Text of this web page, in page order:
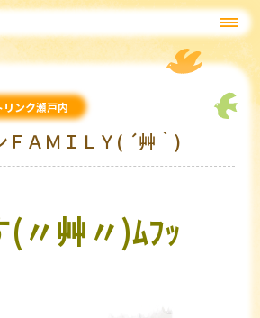
リンク瀬戸内
ＦＡＭＩＬＹ( ´艸｀)
〃艸〃)ﾑﾌｯ